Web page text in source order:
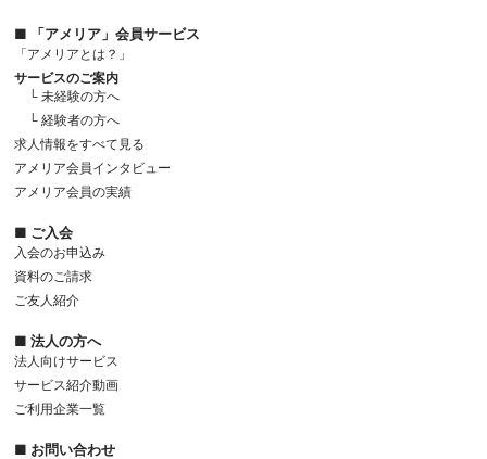
■ 「アメリア」会員サービス
「アメリアとは？」
サービスのご案内
└ 未経験の方へ
└ 経験者の方へ
求人情報をすべて見る
アメリア会員インタビュー
アメリア会員の実績
■ ご入会
入会のお申込み
資料のご請求
ご友人紹介
■ 法人の方へ
法人向けサービス
サービス紹介動画
ご利用企業一覧
■ お問い合わせ